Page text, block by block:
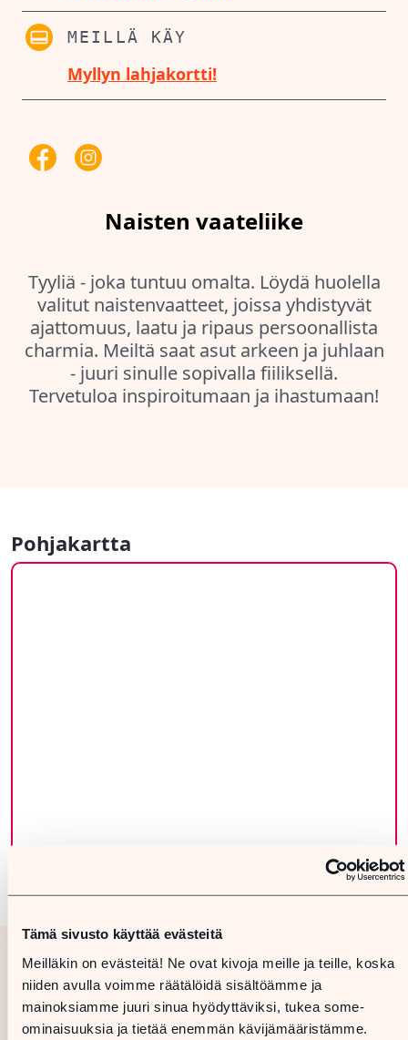
Tämä sivusto käyttää evästeitä
Meilläkin on evästeitä! Ne ovat kivoja meille ja teille, koska
niiden avulla voimme räätälöidä sisältöämme ja
mainoksiamme juuri sinua hyödyttäviksi, tukea some-
ominaisuuksia ja tietää enemmän kävijämääristämme.
MEILLÄ KÄY
Myllyn lahjakortti!
Naisten vaateliike
Tyyliä - joka tuntuu omalta. Löydä huolella
valitut naistenvaatteet, joissa yhdistyvät
ajattomuus, laatu ja ripaus persoonallista
charmia. Meiltä saat asut arkeen ja juhlaan
- juuri sinulle sopivalla fiiliksellä.
Tervetuloa inspiroitumaan ja ihastumaan!
Pohjakartta